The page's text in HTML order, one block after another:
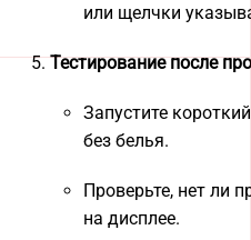
или щелчки
Тестирование после
Запустите
без белья.
Проверьте, нет ли
на дисплее.